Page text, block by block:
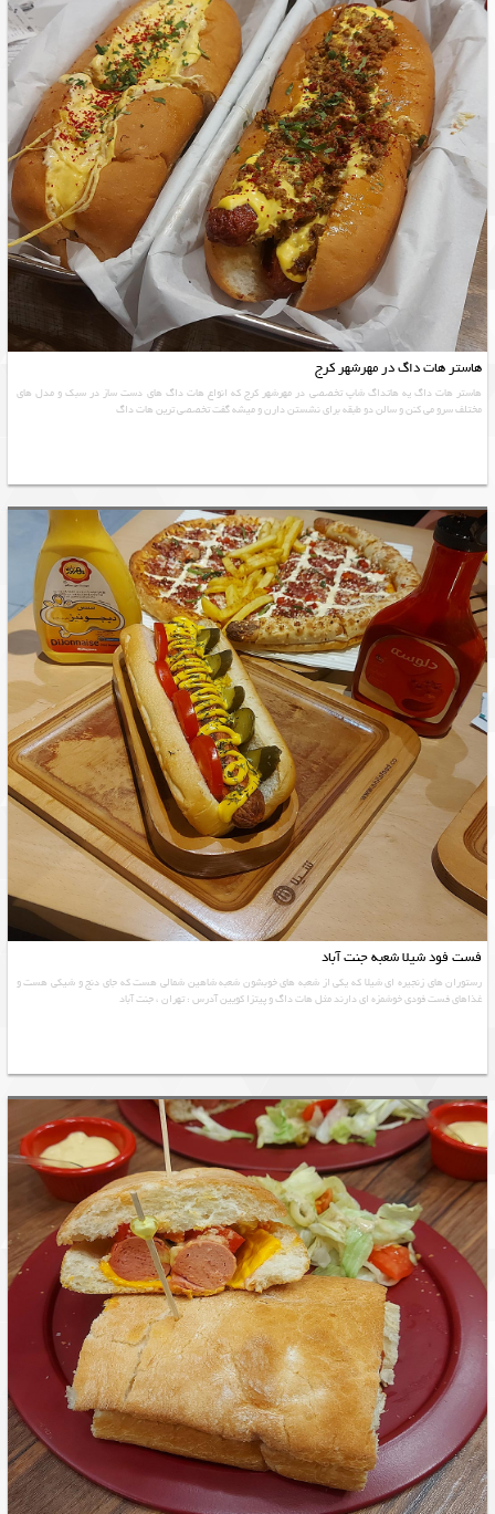
هاستر هات داگ در مهرشهر کرج
هاستر هات داگ یه هاتداگ شاپ تخصصی در مهرشهر کرج که انواع هات داگ های دست ساز در سبک و مدل های
مختلف سرو می کنن و سالن دو طبقه برای نشستن دارن و میشه گفت تخصصی ترین هات داگ
فست فود شیلا شعبه جنت آباد
رستوران های زنجیره ای شیلا که یکی از شعبه های خوبشون شعبه شاهین شمالی هست که جای دنج و شیکی هست و
غذاهای فست فودی خوشمزه ای دارند مثل هات داگ و پیتزا کویین آدرس : تهران ، جنت آباد